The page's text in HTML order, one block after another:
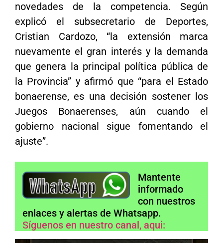
novedades de la competencia. Según
explicó el subsecretario de Deportes,
Cristian Cardozo, “la extensión marca
nuevamente el gran interés y la demanda
que genera la principal política pública de
la Provincia” y afirmó que “para el Estado
bonaerense, es una decisión sostener los
Juegos Bonaerenses, aún cuando el
gobierno nacional sigue fomentando el
ajuste”.
Mantente
informado
con nuestros
enlaces y alertas de Whatsapp.
Síguenos en nuestro canal, aqui: